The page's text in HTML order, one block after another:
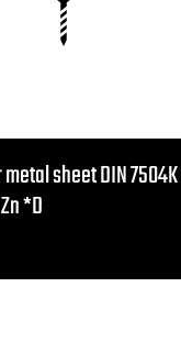
sheet DIN 7504K
*D